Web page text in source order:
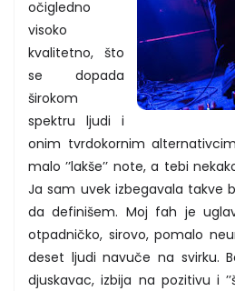
očigledno
visoko
kvalitetno, što
se dopada
širokom
spektru ljudi i
onim tvrdokornim
malo ’’lakše’’ note, a tebi
Ja sam uvek izbegavala takve
da definišem. Moj fah je
otpadničko, sirovo, pomalo
deset ljudi navuče na svirku.
djuskavac, izbija na pozitivu i